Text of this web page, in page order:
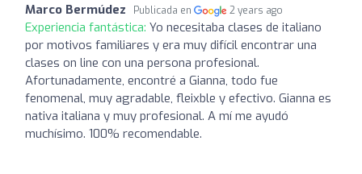
Marco Bermúdez Publicada en 2 years ago
Experiencia fantástica: Yo necesitaba clases de italiano
por motivos familiares y era muy difícil encontrar una
clases on line con una persona profesional.
Afortunadamente, encontré a Gianna, todo fue
fenomenal, muy agradable, fleixble y efectivo. Gianna es
nativa italiana y muy profesional. A mí me ayudó
muchísimo. 100% recomendable.